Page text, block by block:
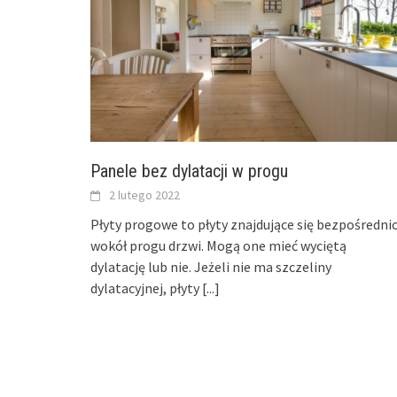
Panele bez dylatacji w progu
2 lutego 2022
Płyty progowe to płyty znajdujące się
wokół progu drzwi. Mogą one mieć wyciętą
dylatację lub nie. Jeżeli nie ma szczeliny
dylatacyjnej, płyty [...]